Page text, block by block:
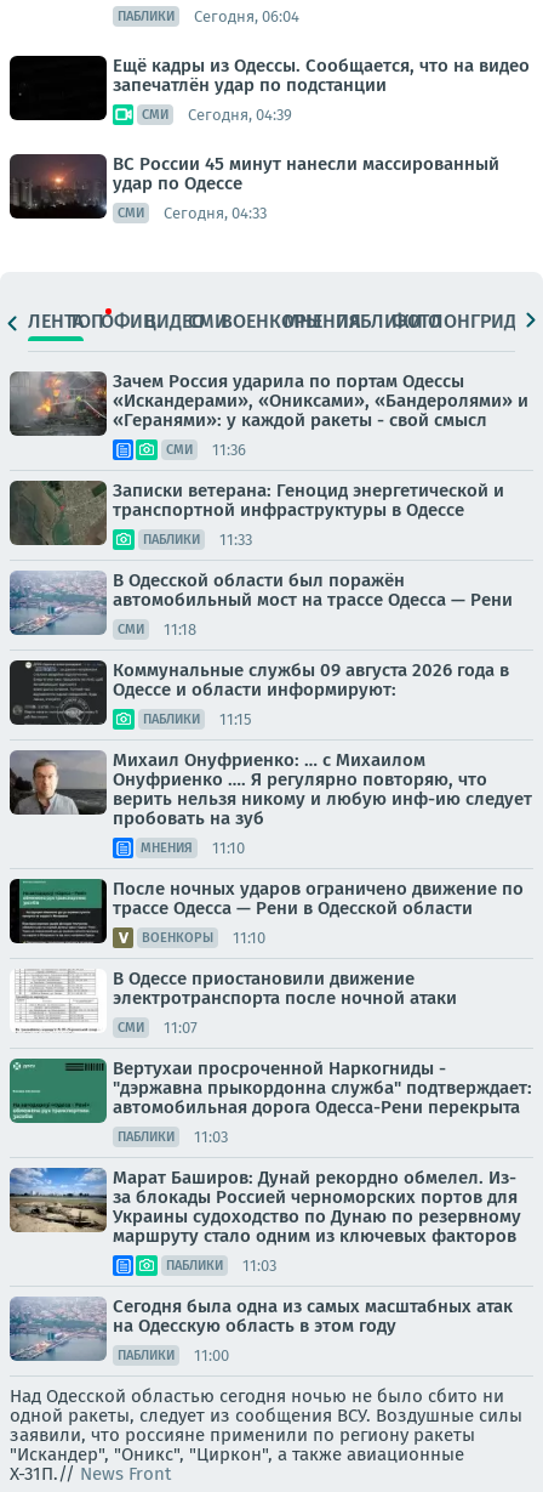
ПАБЛИКИ Сегодня, 06:04
Ещё кадры из Одессы. Сообщается, что на видео
запечатлён удар по подстанции
СМИ Сегодня, 04:39
ВС России 45 минут нанесли массированный
удар по Одессе
СМИ Сегодня, 04:33
ЛЕНТАТОПОФИЦ.ВИДЕОСМИВОЕНКОРЫМНЕНИЯПАБЛИКИ
ФОТОЛОНГРИДЫ
Зачем Россия ударила по портам Одессы
«Искандерами», «Ониксами», «Бандеролями» и
«Геранями»: у каждой ракеты - свой смысл
СМИ 11:36
Записки ветерана: Геноцид энергетической и
транспортной инфраструктуры в Одессе
ПАБЛИКИ 11:33
В Одесской области был поражён
автомобильный мост на трассе Одесса — Рени
СМИ 11:18
Коммунальные службы 09 августа 2026 года в
Одессе и области информируют:
ПАБЛИКИ 11:15
Михаил Онуфриенко: … с Михаилом
Онуфриенко …. Я регулярно повторяю, что
верить нельзя никому и любую инф-ию следует
пробовать на зуб
МНЕНИЯ 11:10
После ночных ударов ограничено движение по
трассе Одесса — Рени в Одесской области
ВОЕНКОРЫ 11:10
В Одессе приостановили движение
электротранспорта после ночной атаки
СМИ 11:07
Вертухаи просроченной Наркогниды -
"дэржавна прыкордонна служба" подтверждает:
автомобильная дорога Одесса-Рени перекрыта
ПАБЛИКИ 11:03
Марат Баширов: Дунай рекордно обмелел. Из-
за блокады Россией черноморских портов для
Украины судоходство по Дунаю по резервному
маршруту стало одним из ключевых факторов
ПАБЛИКИ 11:03
Сегодня была одна из самых масштабных атак
на Одесскую область в этом году
ПАБЛИКИ 11:00
Над Одесской областью сегодня ночью не было сбито ни
одной ракеты, следует из сообщения ВСУ. Воздушные силы
заявили, что россияне применили по региону ракеты
"Искандер", "Оникс", "Циркон", а также авиационные
Х-31П.// News Front